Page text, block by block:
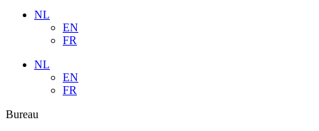
NL
EN
FR
NL
EN
FR
Bureau